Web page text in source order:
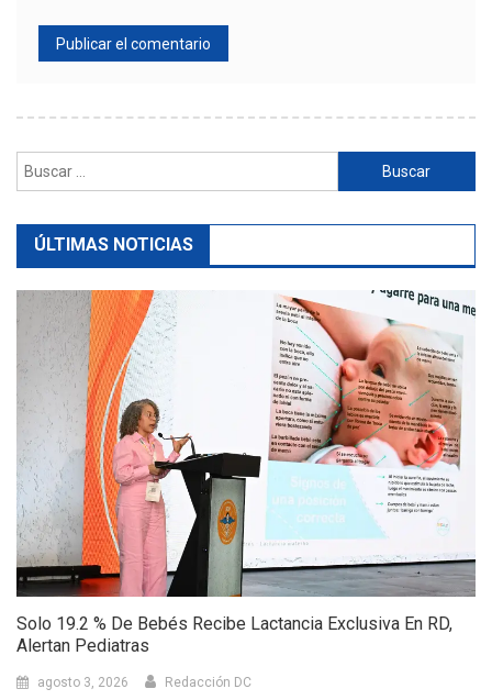
Buscar:
ÚLTIMAS NOTICIAS
Solo 19.2 % De Bebés Recibe Lactancia Exclusiva En RD,
Alertan Pediatras
agosto 3, 2026 Redacción DC